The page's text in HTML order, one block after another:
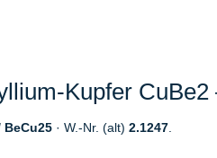
Kupfer
BeCu25 · W.-Nr. (alt) 2.1247